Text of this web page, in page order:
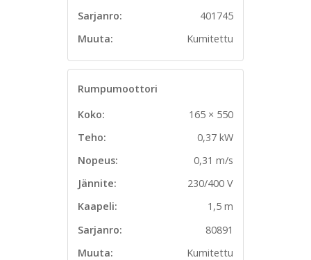
Sarjanro:
401745
Muuta:
Kumitettu
Rumpumoottori
Koko:
165 × 550
Teho:
0,37 kW
Nopeus:
0,31 m/s
Jännite:
230/400 V
Kaapeli:
1,5 m
Sarjanro:
80891
Muuta:
Kumitettu